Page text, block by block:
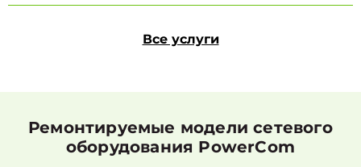
Все услуги
Ремонтируемые модели сетевого
оборудования PowerCom